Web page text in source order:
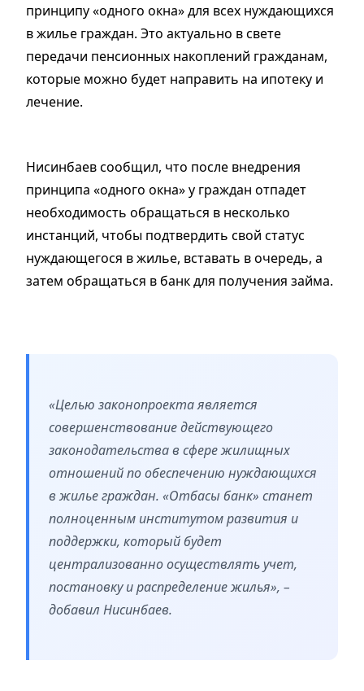
принципу «одного окна» для всех нуждающихся
в жилье граждан. Это актуально в свете
передачи пенсионных накоплений гражданам,
которые можно будет направить на ипотеку и
лечение.
Нисинбаев сообщил, что после внедрения
принципа «одного окна» у граждан отпадет
необходимость обращаться в несколько
инстанций, чтобы подтвердить свой статус
нуждающегося в жилье, вставать в очередь, а
затем обращаться в банк для получения займа.
«Целью законопроекта является
совершенствование действующего
законодательства в сфере жилищных
отношений по обеспечению нуждающихся
в жилье граждан. «Отбасы банк» станет
полноценным институтом развития и
поддержки, который будет
централизованно осуществлять учет,
постановку и распределение жилья», –
добавил Нисинбаев.